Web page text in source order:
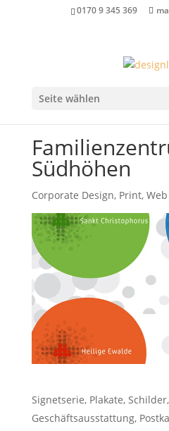
0170 9 345 369
Seite wählen
Südhöhen
Corporate Design, Print, Web
Signetserie, Plakate,
Geschäftsausstattung,